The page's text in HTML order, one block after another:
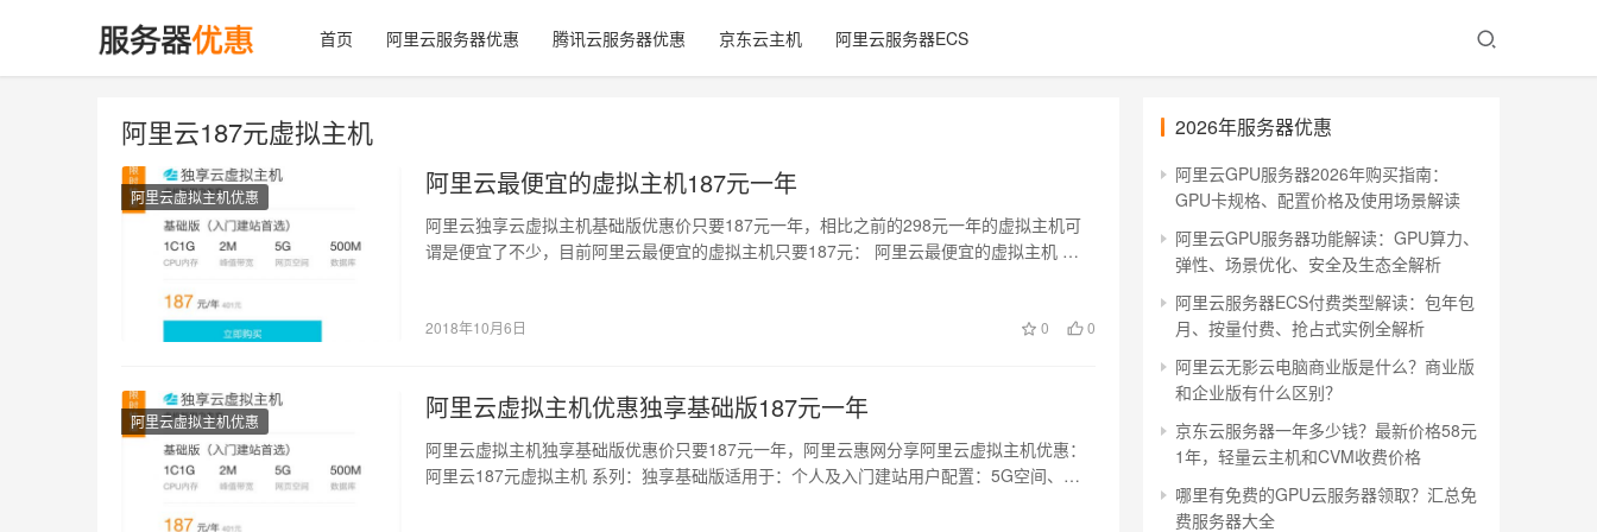
首页 阿里云服务器优惠 腾讯云服务器优惠 京东云主机 阿里云服务器ECS
阿里云187元虚拟主机
阿里云虚拟主机优惠 阿里云最便宜的虚拟主机187元一年
阿里云独享云虚拟主机基础版优惠价只要187元一年，相比之前的298元一年的虚拟主机可
谓是便宜了不少，目前阿里云最便宜的虚拟主机只要187元： 阿里云最便宜的虚拟主机 优
2018年10月6日 0 0
阿里云虚拟主机优惠 阿里云虚拟主机优惠独享基础版187元一年
阿里云虚拟主机独享基础版优惠价只要187元一年，阿里云惠网分享阿里云虚拟主机优惠：
阿里云187元虚拟主机 系列：独享基础版适用于：个人及入门建站用户配置：5G空间、
2026年服务器优惠
阿里云GPU服务器2026年购买指南：
GPU卡规格、配置价格及使用场景解读
阿里云GPU服务器功能解读：GPU算力、
弹性、场景优化、安全及生态全解析
阿里云服务器ECS付费类型解读：包年包
月、按量付费、抢占式实例全解析
阿里云无影云电脑商业版是什么？商业版
和企业版有什么区别？
京东云服务器一年多少钱？最新价格58元
1年，轻量云主机和CVM收费价格
哪里有免费的GPU云服务器领取？汇总免
费服务器大全